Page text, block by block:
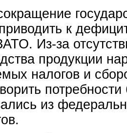
к
Из-за
продукции
налогов и
из